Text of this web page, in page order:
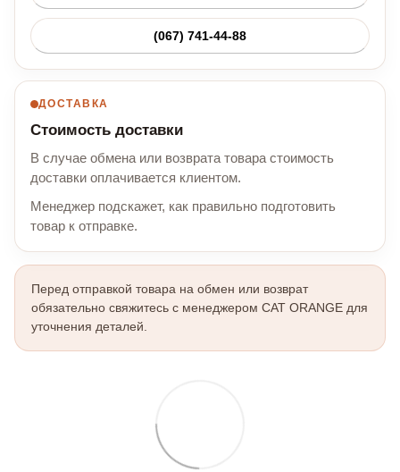
(067) 741-44-88
ДОСТАВКА
Стоимость доставки
В случае обмена или возврата товара стоимость
доставки оплачивается клиентом.
Менеджер подскажет, как правильно подготовить
товар к отправке.
Перед отправкой товара на обмен или возврат
обязательно свяжитесь с менеджером CAT ORANGE для
уточнения деталей.